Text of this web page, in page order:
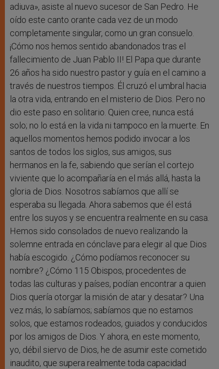
adiuva», asiste al nuevo sucesor de San Pedro. He
oído este canto orante cada vez de un modo
completamente singular, como un gran consuelo.
¡Cómo nos hemos sentido abandonados tras el
fallecimiento de Juan Pablo II! El Papa que durante
26 años ha sido nuestro pastor y guía en el camino a
través de nuestros tiempos. Él cruzó el umbral hacia
la otra vida, entrando en el misterio de Dios. Pero no
dio este paso en solitario. Quien cree, nunca está
solo; no lo está en la vida ni tampoco en la muerte. En
aquellos momentos hemos podido invocar a los
santos de todos los siglos, sus amigos, sus
hermanos en la fe, sabiendo que serían el cortejo
viviente que lo acompañaría en el más allá, hasta la
gloria de Dios. Nosotros sabíamos que allí se
esperaba su llegada. Ahora sabemos que él está
entre los suyos y se encuentra realmente en su casa.
Hemos sido consolados de nuevo realizando la
solemne entrada en cónclave para elegir al que Dios
había escogido. ¿Cómo podíamos reconocer su
nombre? ¿Cómo 115 Obispos, procedentes de
todas las culturas y países, podían encontrar a quien
Dios quería otorgar la misión de atar y desatar? Una
vez más, lo sabíamos; sabíamos que no estamos
solos, que estamos rodeados, guiados y conducidos
por los amigos de Dios. Y ahora, en este momento,
yo, débil siervo de Dios, he de asumir este cometido
inaudito, que supera realmente toda capacidad